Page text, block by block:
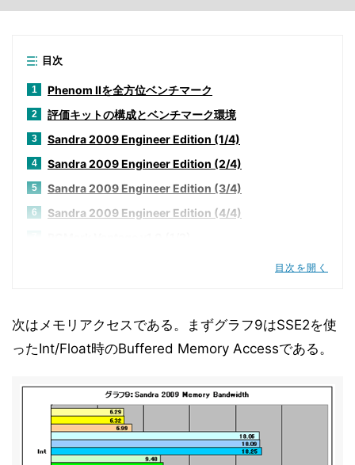
目次
1 Phenom IIを全方位ベンチマーク
2 評価キットの構成とベンチマーク環境
3 Sandra 2009 Engineer Edition (1/4)
4 Sandra 2009 Engineer Edition (2/4)
5 Sandra 2009 Engineer Edition (3/4)
6 Sandra 2009 Engineer Edition (4/4)
11 POV-RAY v3.7 beta 29
3DMark Vantage v1.0
13 Game Benchmarks (1/2)
Game Benchmarks (2/2)
TMPGEnc4 XP 4.6.3.268 英語版
MainConcept Reference+H.264/AVC 1.6.1
目次を開く
次はメモリアクセスである。まずグラフ9はSSE2を使
ったInt/Float時のBuffered Memory Accessである。